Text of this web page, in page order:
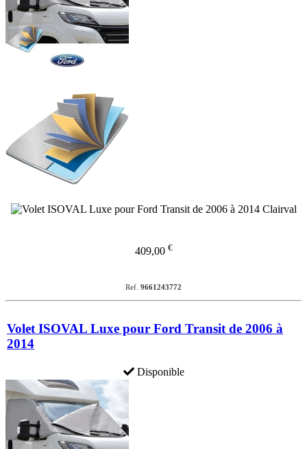
409,00 €
Ref. 9661243772
Volet ISOVAL Luxe pour Ford Transit de 2006 à
2014
Disponible